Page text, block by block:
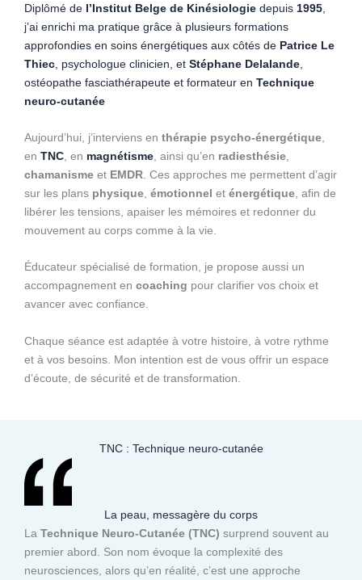
Diplômé de l’Institut Belge de Kinésiologie depuis 1995
j’ai enrichi ma pratique grâce à plusieurs formations
approfondies en soins énergétiques aux côtés de Patrice Le
Thiec , psychologue clinicien, et Stéphane Delalande
ostéopathe fasciathérapeute et formateur en Technique
neuro-cutanée
Aujourd’hui, j’interviens en thérapie psycho-énergétique
en TNC , en magnétisme , ainsi qu’en radiesthésie
chamanisme et EMDR . Ces approches me permettent d’agir
sur les plans physique émotionnel et énergétique , afin de
libérer les tensions, apaiser les mémoires et redonner du
mouvement au corps comme à la vie.
Éducateur spécialisé de formation, je propose aussi un
accompagnement en coaching pour clarifier vos choix et
avancer avec confiance.
Chaque séance est adaptée à votre histoire, à votre rythme
et à vos besoins. Mon intention est de vous offrir un espace
d’écoute, de sécurité et de transformation.
TNC : Technique neuro-cutanée
La peau, messagère du corps
La Technique Neuro-Cutanée (TNC) surprend souvent au
premier abord. Son nom évoque la complexité des
neurosciences, alors qu’en réalité, c’est une approche